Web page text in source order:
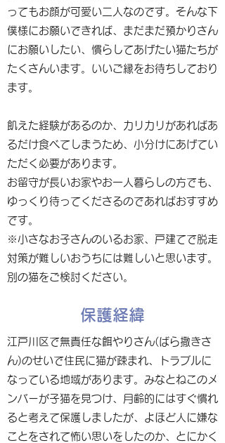
ってもお顔が可愛い二人なのです。そんな下
僕様にお願いできれば、まだまだ預かりさん
にお願いしたい、慣らしてあげたい猫たちが
たくさんいます。いいご縁をお待ちしており
ます。
飢えた経験があるのか、カリカリがあればあ
るだけ食べてしまうため、小分けにあげてい
ただく必要があります。
お留守が長いお家やお一人暮らしの方でも、
ゆっくり待ってくださるのであればおすすめ
です。
※小さなお子さんのいるお家、戸建てで脱走
対策が難しいおうちには難しいと思います。
別の猫をご検討ください。
保護経緯
江戸川区で無責任な餌やりさん(ばら撒きさ
ん)のせいで住民に猫が疎まれ、トラブルに
なっている地域があります。みなとねこのメ
ンバーが子猫を見つけ、月齢的にはすぐ慣れ
ると考えて保護しましたが、よほど人に嫌な
ことをされて怖い思いをしたのか、とにかく